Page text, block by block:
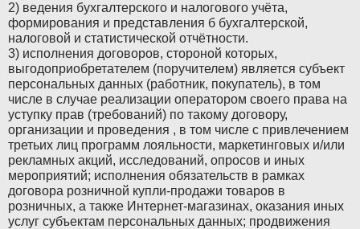
2) ведения бухгалтерского и налогового учёта,
формирования и представления б бухгалтерской,
налоговой и статистической отчётности.
3) исполнения договоров, стороной которых,
выгодоприобретателем (поручителем) является субъект
персональных данных (работник, покупатель), в том
числе в случае реализации оператором своего права на
уступку прав (требований) по такому договору,
организации и проведения , в том числе с привлечением
третьих лиц программ лояльности, маркетинговых и/или
рекламных акций, исследований, опросов и иных
мероприятий; исполнения обязательств в рамках
договора розничной купли-продажи товаров в
розничных, а также Интернет-магазинах, оказания иных
услуг субъектам персональных данных; продвижения